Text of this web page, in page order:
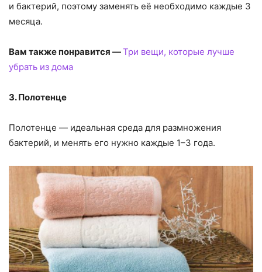
и бактерий, поэтому заменять её необходимо каждые 3
месяца.
Вам также понравится —Три вещи, которые лучше
убрать из дома
3. Полотенце
Полотенце — идеальная среда для размножения
бактерий, и менять его нужно каждые 1–3 года.